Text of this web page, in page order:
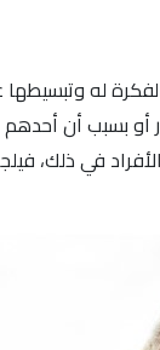
له
بسبب أن أحدهم
في ذلك،